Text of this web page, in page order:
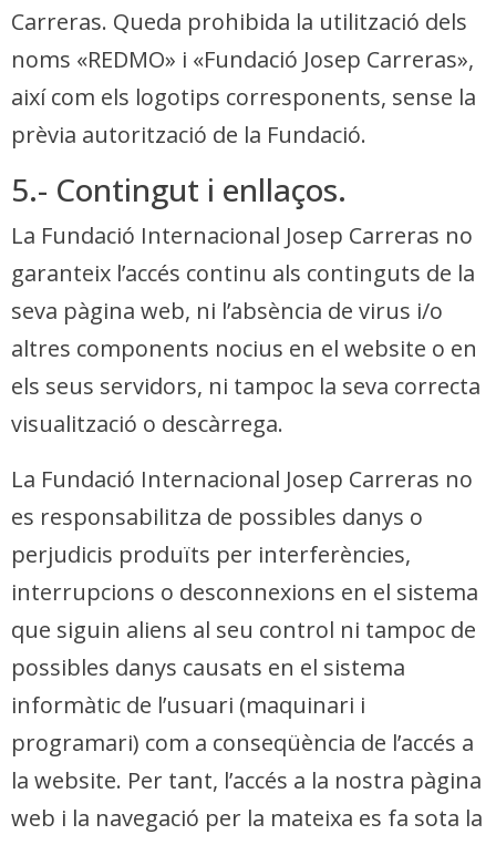
Carreras. Queda prohibida la utilització dels
noms «REDMO» i «Fundació Josep Carreras»,
així com els logotips corresponents, sense la
prèvia autorització de la Fundació.
5.- Contingut i enllaços.
La Fundació Internacional Josep Carreras no
garanteix l’accés continu als continguts de la
seva pàgina web, ni l’absència de virus i/o
altres components nocius en el website o en
els seus servidors, ni tampoc la seva correcta
visualització o descàrrega.
La Fundació Internacional Josep Carreras no
es responsabilitza de possibles danys o
perjudicis produïts per interferències,
interrupcions o desconnexions en el sistema
que siguin aliens al seu control ni tampoc de
possibles danys causats en el sistema
informàtic de l’usuari (maquinari i
programari) com a conseqüència de l’accés a
la website. Per tant, l’accés a la nostra pàgina
web i la navegació per la mateixa es fa sota la